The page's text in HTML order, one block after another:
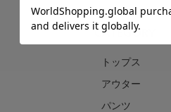
CATEGORY
トップス
アウター
パンツ